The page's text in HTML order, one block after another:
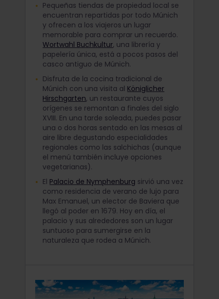
Pequeñas tiendas de propiedad local se
encuentran repartidas por todo Múnich
y ofrecen a los viajeros un lugar
memorable para comprar un recuerdo.
Wortwahl Buchkultur, una librería y
papelería única, está a pocos pasos del
casco antiguo de Múnich.
Disfruta de la cocina tradicional de
Múnich con una visita al Königlicher
Hirschgarten, un restaurante cuyos
orígenes se remontan a finales del siglo
XVIII. En una tarde soleada, puedes pasar
una o dos horas sentado en las mesas al
aire libre degustando especialidades
regionales como las salchichas (aunque
el menú también incluye opciones
vegetarianas).
El Palacio de Nymphenburg sirvió una vez
como residencia de verano de lujo para
Max Emanuel, un elector de Baviera que
llegó al poder en 1679. Hoy en día, el
palacio y sus alrededores son un lugar
suntuoso para sumergirse en la
naturaleza que rodea a Múnich.